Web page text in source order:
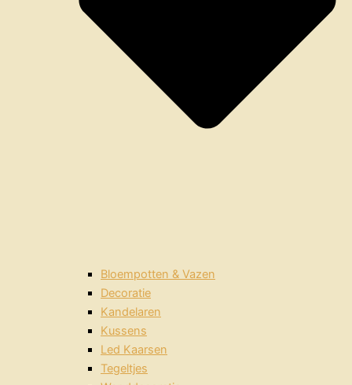
Bloempotten & Vazen
Decoratie
Kandelaren
Kussens
Led Kaarsen
Tegeltjes